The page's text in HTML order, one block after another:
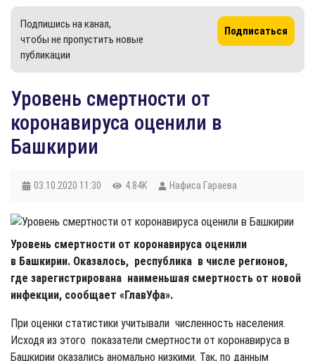
Подпишись на канал,
чтобы не пропустить новые
публикации
Подписаться
Уровень смертности от
коронавируса оценили в
Башкирии
03.10.2020 11:30 4.84K Нафиса Гараева
Уровень смертности от коронавируса оценили
в Башкирии. Оказалось, республика в числе регионов,
где зарегистрирована наименьшая смертность от новой
инфекции, сообщает «ГлавУфа».
При оценки статистики учитывали численность населения.
Исходя из этого показатели смертности от коронавируса в
Башкирии оказались аномально низкими. Так, по данным